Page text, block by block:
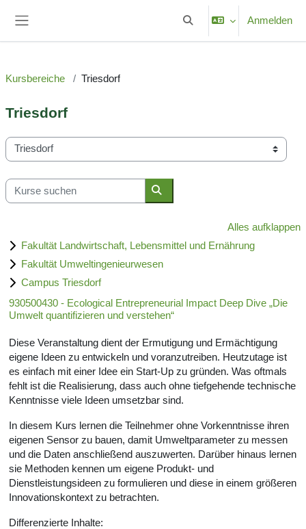
Sucheingabe umschalten
Anmelden
Kursbereiche Triesdorf
Triesdorf
Kursbereiche
Kurse suchen
Kurse suchen
Alles aufklappen
Fakultät Landwirtschaft, Lebensmittel und Ernährung
Fakultät Umweltingenieurwesen
Campus Triesdorf
930500430 - Ecological Entrepreneurial Impact Deep Dive „Die
Umwelt quantifizieren und verstehen“
Diese Veranstaltung dient der Ermutigung und Ermächtigung
eigene Ideen zu entwickeln und voranzutreiben. Heutzutage ist
es einfach mit einer Idee ein Start-Up zu gründen. Was oftmals
fehlt ist die Realisierung, dass auch ohne tiefgehende technische
Kenntnisse viele Ideen umsetzbar sind.
In diesem Kurs lernen die Teilnehmer ohne Vorkenntnisse ihren
eigenen Sensor zu bauen, damit Umweltparameter zu messen
und die Daten anschließend auszuwerten. Darüber hinaus lernen
sie Methoden kennen um eigene Produkt- und
Dienstleistungsideen zu formulieren und diese in einem größeren
Innovationskontext zu betrachten.
Differenzierte Inhalte: